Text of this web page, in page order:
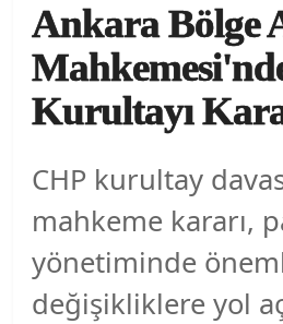
Ankara Bölge
Kurultayı
CHP kurultay
mahkeme kararı,
yönetiminde
değişikliklere yol